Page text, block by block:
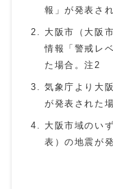
報」が発表さ
大阪市（大阪
情報「警戒レ
た場合。注2
気象庁より大
が発表された場
大阪市域のい
表）の地震が